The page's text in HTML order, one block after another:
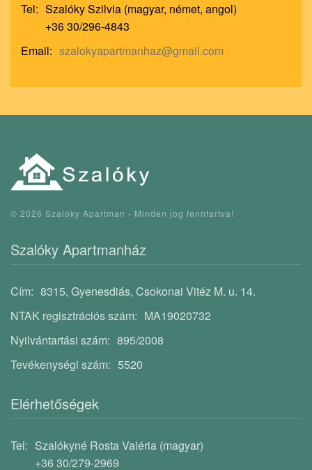
Tel: Szalóky Szilvia (magyar, német, angol)
+36 30/296-4843
Email: szalokyapartmanhaz@gmail.com
© 2026 Szalóky Apartman - Minden jog fenntartva!
Szalóky Apartmanház
Cím: 8315, Gyenesdiás, Csokonai Vitéz M. u. 14.
NTAK regisztrációs szám: MA19020732
Nyilvántartási szám: 895/2008
Tevékenységi szám: 5520
Elérhetőségek
Tel: Szalókyné Rosta Valéria (magyar)
+36 30/279-2969